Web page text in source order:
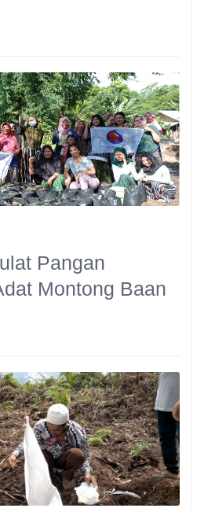
Pangan
Montong Baan